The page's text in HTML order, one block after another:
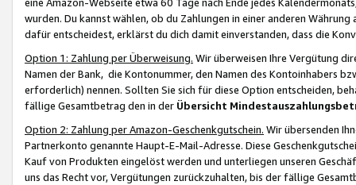
wurden. Du kannst wählen, ob du Zahlungen in einer anderen
dafür entscheidest, erklärst du dich damit einverstanden, dass die
Option 1: Zahlung per Überweisung. Wir überweisen Ihre Vergütung
Namen der Bank, die Kontonummer, den Namen des Kontoinhabers
erforderlich) nennen. Sollten Sie sich für diese Option entscheiden,
fällige Gesamtbetrag den in der Übersicht
Option 2: Zahlung per Amazon-Geschenkgutschein. Wir übersenden
Partnerkonto genannte Haupt-E-Mail-Adresse. Diese
Kauf von Produkten eingelöst werden und unterliegen unseren
uns das Recht vor, Vergütungen zurückzuhalten, bis der fällige